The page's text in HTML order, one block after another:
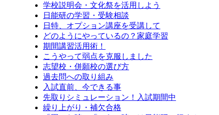
学校説明会・文化祭を活用しよう
日能研の学習・受験相談
日特、オプション講座を受講して
どのようにやっているの？家庭学習
期間講習活用術！
こうやって弱点を克服しました
志望校・併願校の選び方
過去問への取り組み
入試直前、今できる事
先取りシミュレーション！入試期間中
繰り上がり・補欠合格